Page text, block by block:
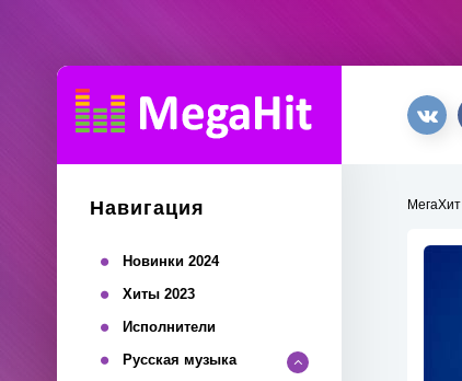
Навигация
Новинки 2024
Хиты 2023
Исполнители
Русская музыка
МегаХит